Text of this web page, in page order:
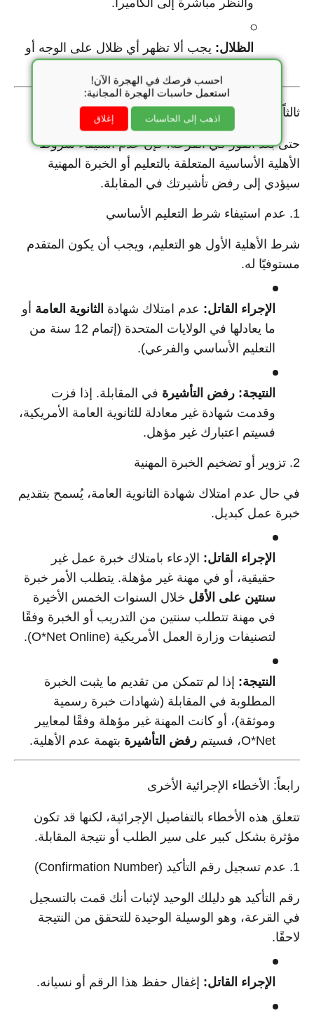
والنظر مباشرة إلى الكاميرا.
الظلال: يجب ألا تظهر أي ظلال على الوجه أو
ثالثاً: الأخطاء المتعلقة بشرط الأهلية (التعليم والخبرة)
حتى بعد الفوز في القرعة، فإن عدم استيفاء شروط
الأهلية الأساسية المتعلقة بالتعليم أو الخبرة المهنية
سيؤدي إلى رفض تأشيرتك في المقابلة.
1. عدم استيفاء شرط التعليم الأساسي
شرط الأهلية الأول هو التعليم، ويجب أن يكون المتقدم
مستوفيًا له.
الإجراء القاتل: عدم امتلاك شهادة الثانوية العامة أو
ما يعادلها في الولايات المتحدة (إتمام 12 سنة من
التعليم الأساسي والفرعي).
النتيجة: رفض التأشيرة في المقابلة. إذا فزت
وقدمت شهادة غير معادلة للثانوية العامة الأمريكية،
فسيتم اعتبارك غير مؤهل.
2. تزوير أو تضخيم الخبرة المهنية
في حال عدم امتلاك شهادة الثانوية العامة، يُسمح بتقديم
خبرة عمل كبديل.
الإجراء القاتل: الإدعاء بامتلاك خبرة عمل غير
حقيقية، أو في مهنة غير مؤهلة. يتطلب الأمر خبرة
سنتين على الأقل خلال السنوات الخمس الأخيرة
في مهنة تتطلب سنتين من التدريب أو الخبرة وفقًا
لتصنيفات وزارة العمل الأمريكية (O*Net Online).
النتيجة: إذا لم تتمكن من تقديم ما يثبت الخبرة
المطلوبة في المقابلة (شهادات خبرة رسمية
وموثقة)، أو كانت المهنة غير مؤهلة وفقًا لمعايير
O*Net، فسيتم
رفض التأشيرة بتهمة عدم الأهلية.
رابعاً: الأخطاء الإجرائية الأخرى
تتعلق هذه الأخطاء بالتفاصيل الإجرائية، لكنها قد تكون
مؤثرة بشكل كبير على سير الطلب أو نتيجة المقابلة.
1. عدم تسجيل رقم التأكيد (Confirmation Number)
رقم التأكيد هو دليلك الوحيد لإثبات أنك قمت بالتسجيل
في القرعة، وهو الوسيلة الوحيدة للتحقق من النتيجة
لاحقًا.
الإجراء القاتل: إغفال حفظ هذا الرقم أو نسيانه.
احسب فرصك في الهجرة الآن!
استعمل حاسبات الهجرة المجانية:
اذهب إلى الحاسبات إغلاق